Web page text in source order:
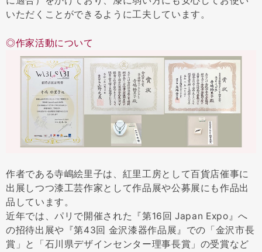
いただくことができるように工夫しています。
◎作家活動について
作者である寺嶋絵里子は、紅里工房として百貨店催事に
出展しつつ漆工芸作家として作品展や公募展にも作品出
品しています。
近年では、パリで開催された『第16回 Japan Expo』へ
の招待出展や『第43回 金沢漆器作品展』での「金沢市長
賞」と「石川県デザインセンター理事長賞」の受賞など